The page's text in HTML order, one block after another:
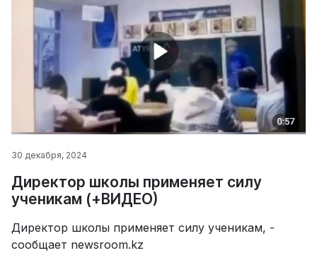
30 декабря, 2024
Директор школы применяет силу
ученикам (+ВИДЕО)
Директор школы применяет силу ученикам, -
сообщает newsroom.kz